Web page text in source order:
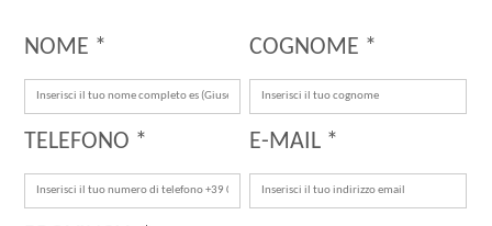
NOME * COGNOME *
TELEFONO * E-MAIL *